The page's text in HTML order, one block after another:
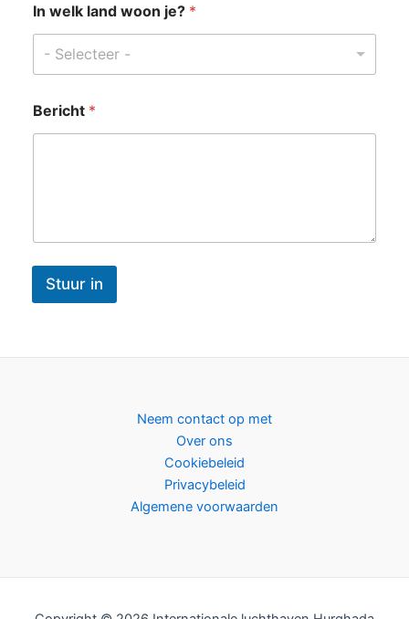
o
n
In welk land woon je? *
- Selecteer -
Bericht *
Stuur in
Neem contact op met
Over ons
Cookiebeleid
Privacybeleid
Algemene voorwaarden